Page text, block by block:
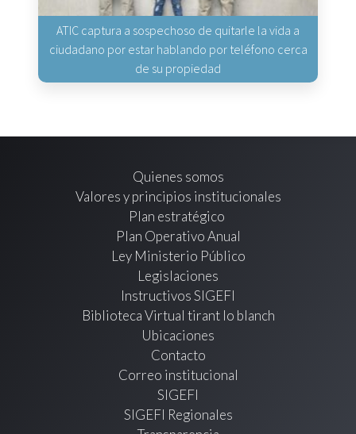
ATIC captura a sospechoso de quitarle la vida a
ciudadano por estar hablando por teléfono cerca
de su propiedad
Quienes somos
Valores y principios institucionales
Plan estratégico
Plan Operativo Anual
Ley Ministerio Público
Legislaciones
Instructivos SIGEFI
Biblioteca Virtual tirant lo blanch
Ubicaciones
Contacto
Correo institucional
SIGEFI
SIGEFI Regionales